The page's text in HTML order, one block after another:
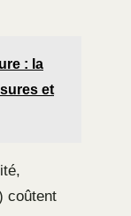
: la
et
coûtent